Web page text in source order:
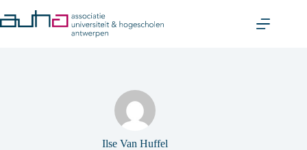
to
content
Ilse Van Huffel